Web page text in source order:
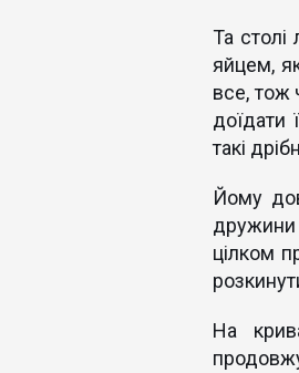
Та
яйцем,
все, тож
доїдати
такі
Йому
цілком
На